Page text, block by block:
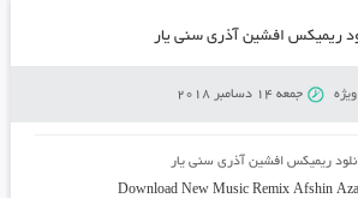
ریمیکس افشین آذری سنی یار
ویژه جمعه 14 دسامبر 2018
ریمیکس افشین آذری سنی یار
Download New Music Remix Afshin